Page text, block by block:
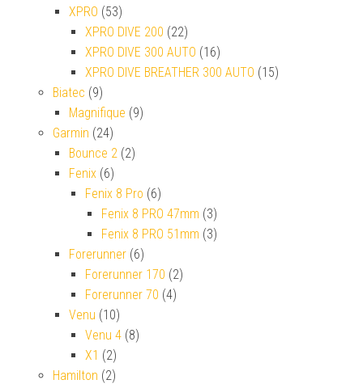
XPRO (53)
XPRO DIVE 200 (22)
XPRO DIVE 300 AUTO (16)
XPRO DIVE BREATHER 300 AUTO (15)
Biatec (9)
Magnifique (9)
Garmin (24)
Bounce 2 (2)
Fenix (6)
Fenix 8 Pro (6)
Fenix 8 PRO 47mm (3)
Fenix 8 PRO 51mm (3)
Forerunner (6)
Forerunner 170 (2)
Forerunner 70 (4)
Venu (10)
Venu 4 (8)
X1 (2)
Hamilton (2)